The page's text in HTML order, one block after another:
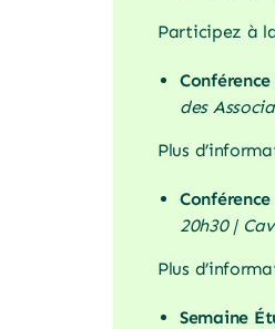
Participez à
des
Plus
20h30 |
Plus
Semaine